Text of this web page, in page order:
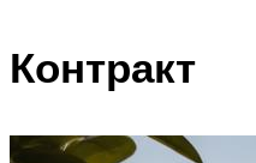
Контракт